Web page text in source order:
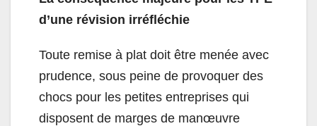
d’une révision irréfléchie
Toute remise à plat doit être menée avec
prudence, sous peine de provoquer des
chocs pour les petites entreprises qui
disposent de marges de manœuvre